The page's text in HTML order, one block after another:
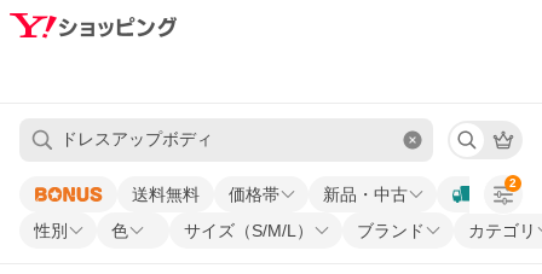
送料無料 価格帯
新品・中古
性別
色 サイズ（S/M/L） ブランド カテゴリ
2